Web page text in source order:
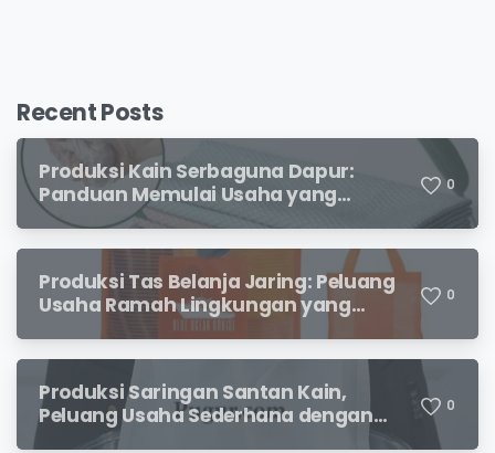
Recent Posts
Produksi Kain Serbaguna Dapur:
Panduan Memulai Usaha yang
Menjanjikan untuk Pebisnis Pemula
0
Produksi Tas Belanja Jaring: Peluang
Usaha Ramah Lingkungan yang
0
Produksi Saringan Santan Kain,
Peluang Usaha Sederhana dengan
Permintaan yang Terus Meningkat
0